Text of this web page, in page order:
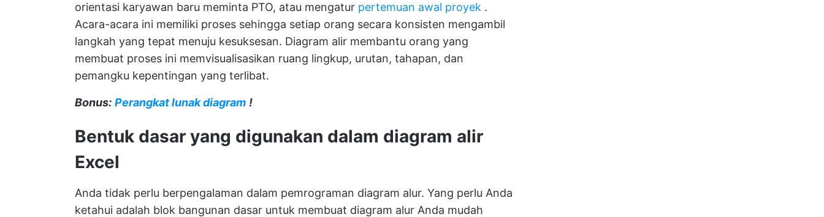
orientasi karyawan baru meminta PTO, atau mengatur pertemuan awal proyek .
Acara-acara ini memiliki proses sehingga setiap orang secara konsisten mengambil
langkah yang tepat menuju kesuksesan. Diagram alir membantu orang yang
membuat proses ini memvisualisasikan ruang lingkup, urutan, tahapan, dan
pemangku kepentingan yang terlibat.
Bonus: Perangkat lunak diagram !
Bentuk dasar yang digunakan dalam diagram alir
Excel
Anda tidak perlu berpengalaman dalam pemrograman diagram alur. Yang perlu Anda
ketahui adalah blok bangunan dasar untuk membuat diagram alur Anda mudah